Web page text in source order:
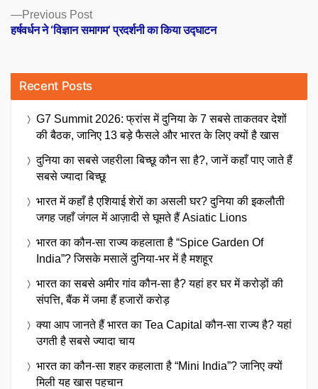
Previous PostPrevious
post:
हर्षवर्धन ने ‘विज्ञान समागम’ प्रदर्शनी का किया उद्घाटन
Recent Posts
G7 Summit 2026: फ्रांस में दुनिया के 7 सबसे ताकतवर देशों
की बैठक, जानिए 13 बड़े फैसले और भारत के लिए क्यों है खास
दुनिया का सबसे जहरीला बिच्छू कौन सा है?, जानें कहाँ पाए जाते हैं
सबसे ज्यादा बिच्छू
भारत में कहाँ है एशियाई शेरों का असली घर? दुनिया की इकलौती
जगह जहाँ जंगल में आज़ादी से घूमते हैं Asiatic Lions
भारत का कौन-सा राज्य कहलाता है “Spice Garden Of
India”? जिसके मसालें दुनिया-भर में है मशहूर
भारत का सबसे अमीर गांव कौन-सा है? यहां हर घर में करोड़ों की
संपत्ति, बैंक में जमा हैं हजारों करोड़
क्या आप जानते हैं भारत का Tea Capital कौन-सा राज्य है? यहां
उगती है सबसे ज्यादा चाय
भारत का कौन-सा शहर कहलाता है “Mini India”? जानिए क्यों
मिली यह खास पहचान